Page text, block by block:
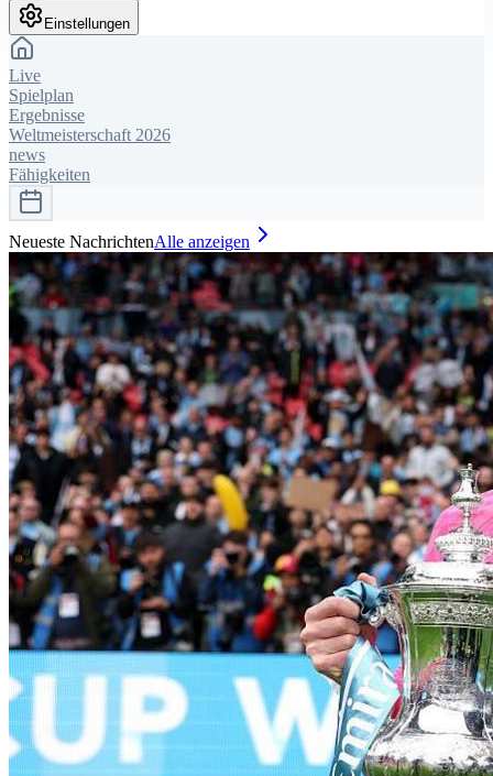
Einstellungen
Live
Spielplan
Ergebnisse
Weltmeisterschaft 2026
news
Fähigkeiten
Neueste NachrichtenAlle anzeigen